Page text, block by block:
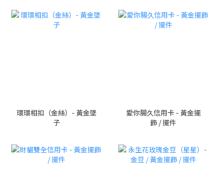
環環相扣（金絲）- 黃金墜
子
愛你腸久信用卡 - 黃金擺
飾 / 擺件